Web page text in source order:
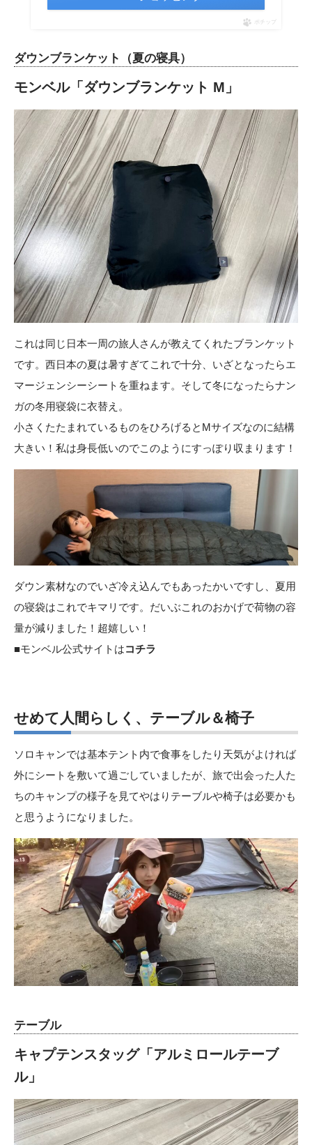
ポチップ
ダウンブランケット（夏の寝具）
モンベル「ダウンブランケット M」
これは同じ日本一周の旅人さんが教えてくれたブランケット
です。西日本の夏は暑すぎてこれで十分、いざとなったらエ
マージェンシーシートを重ねます。そして冬になったらナン
ガの冬用寝袋に衣替え。
小さくたたまれているものをひろげるとMサイズなのに結構
大きい！私は身長低いのでこのようにすっぽり収まります！
ダウン素材なのでいざ冷え込んでもあったかいですし、夏用
の寝袋はこれでキマリです。だいぶこれのおかげで荷物の容
量が減りました！超嬉しい！
■モンベル公式サイトはコチラ
せめて人間らしく、テーブル＆椅子
ソロキャンでは基本テント内で食事をしたり天気がよければ
外にシートを敷いて過ごしていましたが、旅で出会った人た
ちのキャンプの様子を見てやはりテーブルや椅子は必要かも
と思うようになりました。
テーブル
キャプテンスタッグ「アルミロールテーブ
ル」